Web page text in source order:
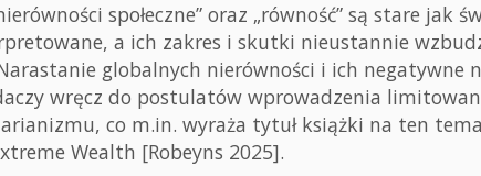
społeczne” oraz „równość” są stare jak
a ich zakres i skutki nieustannie
globalnych nierówności i ich negatywne
wręcz do postulatów wprowadzenia
co m.in. wyraża tytuł książki na ten
Wealth [Robeyns 2025].